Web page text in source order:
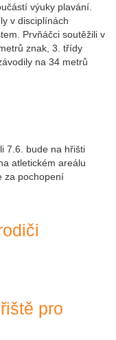
výuky plavání.
v disciplínách
Prvňáčci soutěžili v
znak, 3. třídy
na 34 metrů
7.6. bude na hřišti
atletickém areálu
za pochopení
pro